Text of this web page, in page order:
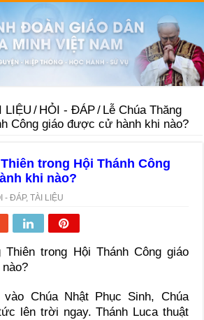
LIỆU / HỎI - ĐÁP/ Lễ Chúa Thăng
Công giáo được cử hành khi nào?
trong Hội Thánh Công
khi nào?
- ĐÁP,TÀI LIỆU
Chúa Nhật Phục Sinh, Chúa
lên trời ngay. Thánh Luca thuật